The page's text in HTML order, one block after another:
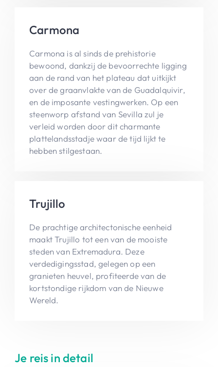
Carmona
Carmona is al sinds de prehistorie
bewoond, dankzij de bevoorrechte ligging
aan de rand van het plateau dat uitkijkt
over de graanvlakte van de Guadalquivir,
en de imposante vestingwerken. Op een
steenworp afstand van Sevilla zul je
verleid worden door dit charmante
plattelandsstadje waar de tijd lijkt te
hebben stilgestaan.
Trujillo
De prachtige architectonische eenheid
maakt Trujillo tot een van de mooiste
steden van Extremadura. Deze
verdedigingsstad, gelegen op een
granieten heuvel, profiteerde van de
kortstondige rijkdom van de Nieuwe
Wereld.
Je reis in detail